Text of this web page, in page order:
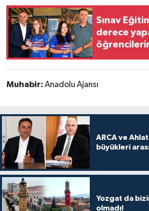
Sınav
derece
Muhabir: Anadolu Ajansı
ARCA ve
büyükleri
Yozgat da
olmadı!